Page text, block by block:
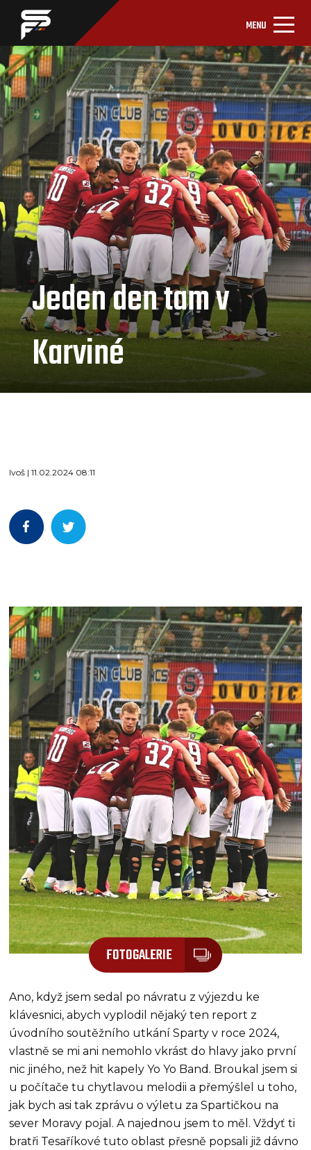
MENU
Jeden den tam v
Karviné
Ivoš | 11.02.2024 08:11
FOTOGALERIE
Ano, když jsem sedal po návratu z výjezdu ke
klávesnici, abych vyplodil nějaký ten report z
úvodního soutěžního utkání Sparty v roce 2024,
vlastně se mi ani nemohlo vkrást do hlavy jako první
nic jiného, než hit kapely Yo Yo Band. Broukal jsem si
u počítače tu chytlavou melodii a přemýšlel u toho,
jak bych asi tak zprávu o výletu za Spartičkou na
sever Moravy pojal. A najednou jsem to měl. Vždyť ti
bratři Tesaříkové tuto oblast přesně popsali již dávno